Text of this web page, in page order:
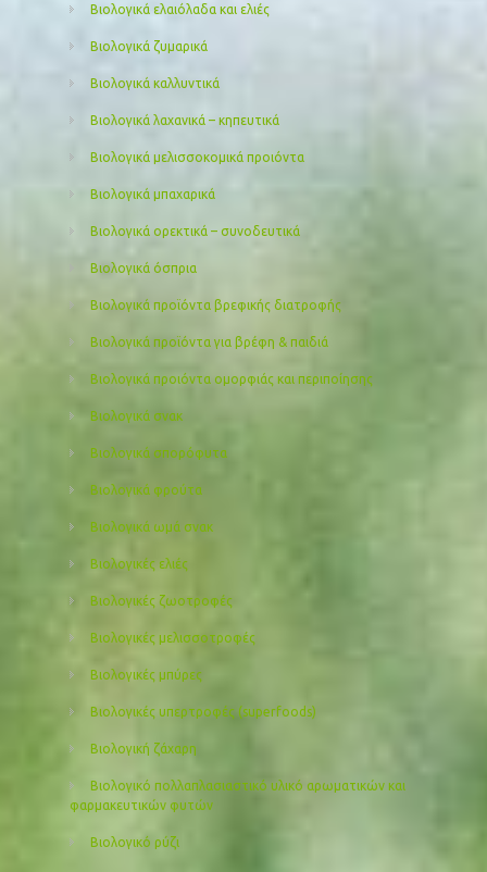
Βιολογικά ελαιόλαδα και ελιές
Βιολογικά ζυμαρικά
Βιολογικά καλλυντικά
Βιολογικά λαχανικά – κηπευτικά
Βιολογικά μελισσοκομικά προιόντα
Βιολογικά μπαχαρικά
Βιολογικά ορεκτικά – συνοδευτικά
Βιολογικά όσπρια
Βιολογικά προϊόντα βρεφικής διατροφής
Βιολογικά προϊόντα για βρέφη & παιδιά
Βιολογικά προιόντα ομορφιάς και περιποίησης
Βιολογικά σνακ
Βιολογικά σπορόφυτα
Βιολογικά φρούτα
Βιολογικά ωμά σνακ
Βιολογικές ελιές
Βιολογικές ζωοτροφές
Βιολογικές μελισσοτροφές
Βιολογικές μπύρες
Βιολογικές υπερτροφές (superfoods)
Βιολογική ζάχαρη
Βιολογικό πολλαπλασιαστικό υλικό αρωματικών και
φαρμακευτικών φυτών
Βιολογικό ρύζι